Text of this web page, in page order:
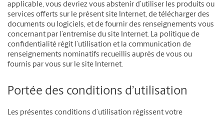
applicable, vous devriez vous abstenir d’utiliser les produits ou
services offerts sur le présent site Internet, de télécharger des
documents ou logiciels, et de fournir des renseignements vous
concernant par l’entremise du site Internet. La politique de
confidentialité régit l’utilisation et la communication de
renseignements nominatifs recueillis auprès de vous ou
fournis par vous sur le site Internet.
Portée des conditions d’utilisation
Les présentes conditions d’utilisation régissent votre